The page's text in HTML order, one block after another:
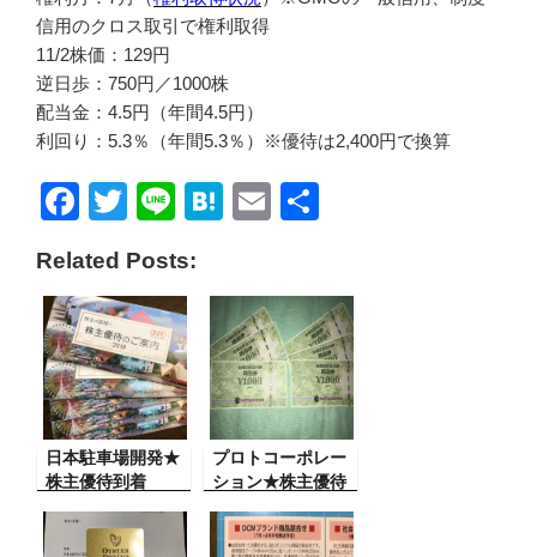
信用のクロス取引で権利取得
11/2株価：129円
逆日歩：750円／1000株
配当金：4.5円（年間4.5円）
利回り：5.3％（年間5.3％）※優待は2,400円で換算
F
c
e
b
o
o
k
T
tt
er
Li
e
H
n
a
E
Related Posts:
日本駐車場開発★
株主優待到着
プロトコーポレー
ション★株主優待